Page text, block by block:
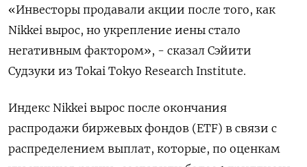
«Инвесторы продавали акции после того, как
Nikkei вырос, но укрепление иены стало
негативным фактором», - сказал Сэйити
Судзуки из Tokai Tokyo Research Institute.
Индекс Nikkei вырос после окончания
распродажи биржевых фондов (ETF) в связи с
распределением выплат, которые, по оценкам